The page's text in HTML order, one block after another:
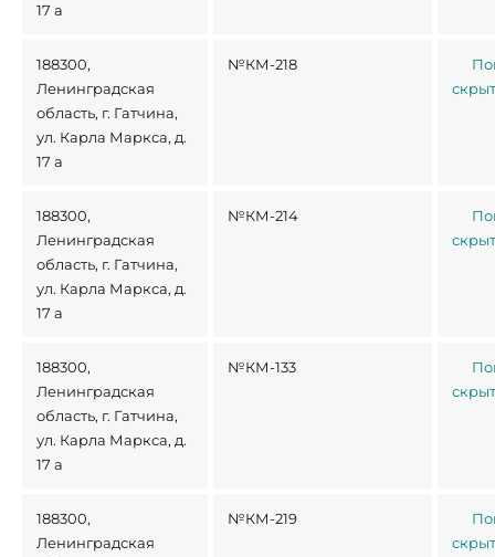
17 а
188300,
Ленинградская
область, г. Гатчина,
ул. Карла Маркса, д.
17 а
№КМ-218
188300,
Ленинградская
область, г. Гатчина,
ул. Карла Маркса, д.
17 а
№КМ-214
188300,
Ленинградская
область, г. Гатчина,
ул. Карла Маркса, д.
17 а
№КМ-133
188300,
Ленинградская
№КМ-219